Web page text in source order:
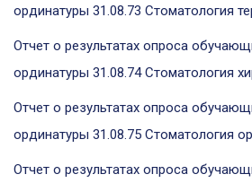
ординатуры 31.08.73 Стоматология
Отчет о результатах опроса
ординатуры 31.08.74 Стоматология
Отчет о результатах опроса
ординатуры 31.08.75 Стоматология
Отчет о результатах опроса